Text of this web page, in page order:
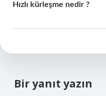
Hızlı kürleşme nedir ?
Bir yanıt yazın